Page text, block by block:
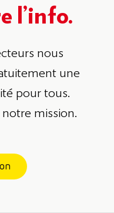
l’info.
nous
une
pour tous.
mission.